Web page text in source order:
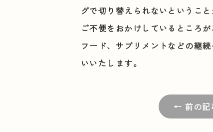
グで切り替えられないということ
ご不便をおかけしているところ
フード、サプリメントなどの継
いいたします。
← 前の記